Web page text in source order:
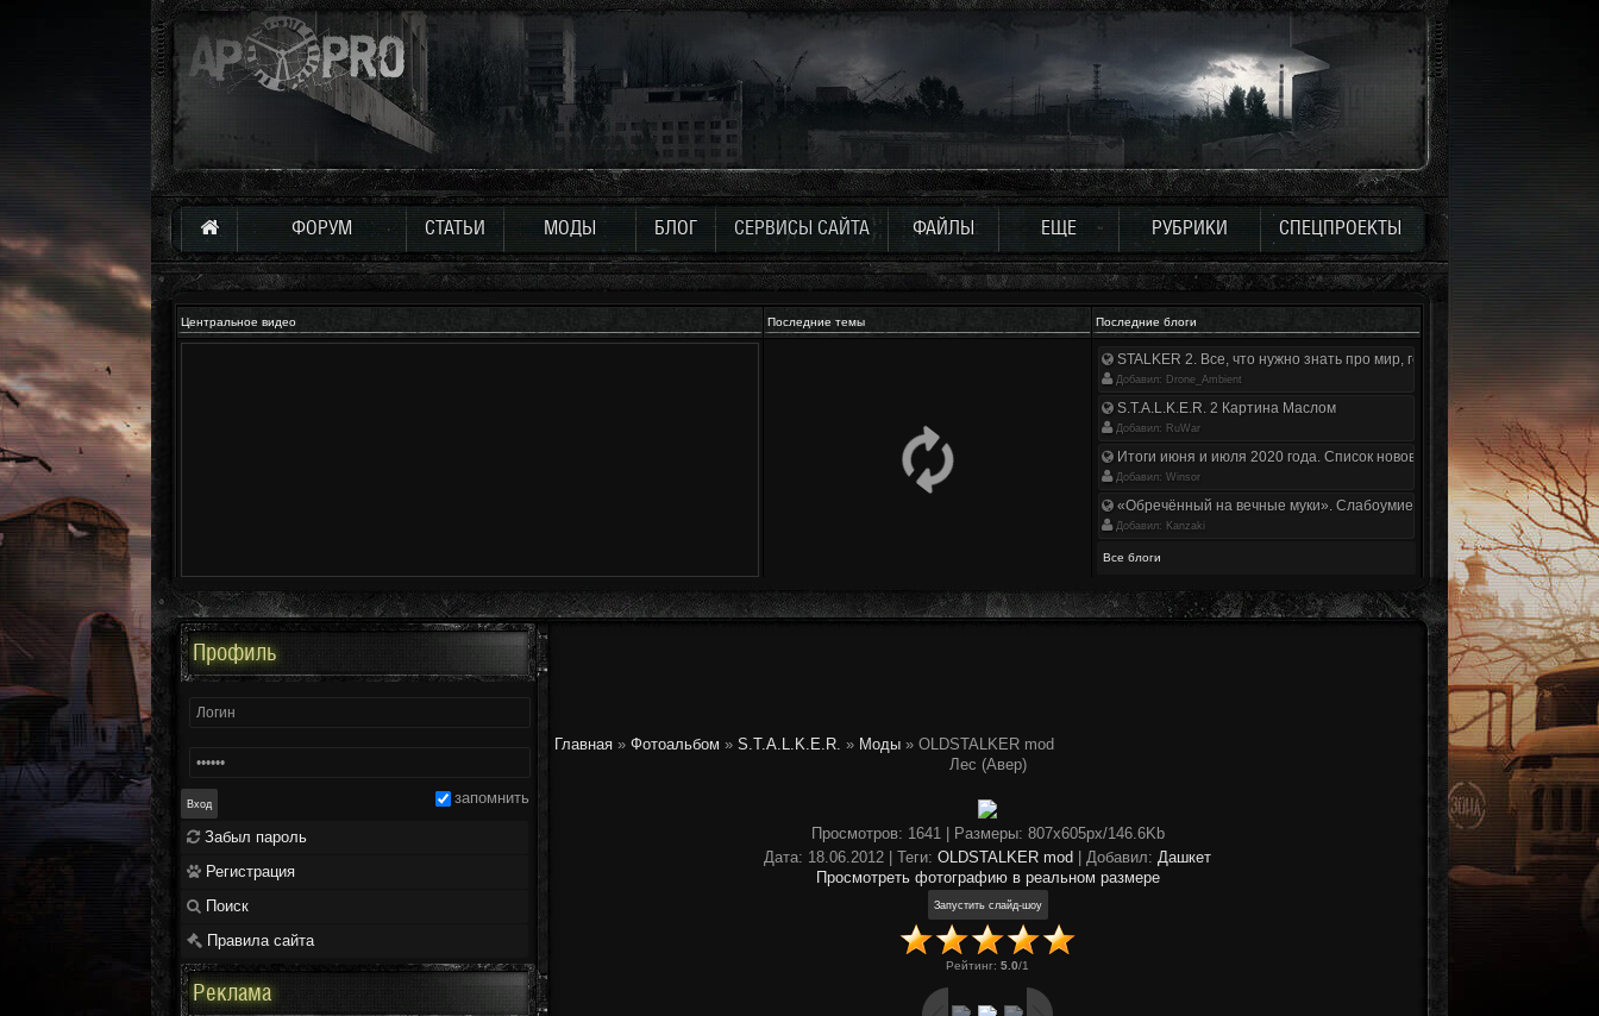
ФОРУМ СТАТЬИ МОДЫ БЛОГ СЕРВИСЫ САЙТА ФАЙЛЫ ЕЩЕ РУБРИКИ СПЕЦПРОЕКТЫ
Центральное видео Последние темы Последние блоги
STALKER 2. Все, что нужно знать про мир, геймплей и сюжет | Разбор
Добавил: Drone_Ambient
S.T.A.L.K.E.R. 2 Картина Маслом
Добавил: RuWar
Итоги июня и июля 2020 года. Список нововведений
Добавил: Winsor
«Обречённый на вечные муки». Слабоумие и отвага
Добавил: Kanzaki
Все блоги
Главная » Фотоальбом » S.T.A.L.K.E.R. » Моды » OLDSTALKER mod
Лес (Авер)
Просмотров: 1641 | Размеры: 807x605px/146.6Kb
Дата: 18.06.2012 | Теги: OLDSTALKER mod Добавил: Дашкет
Просмотреть фотографию в реальном размере
Рейтинг: 5.0/1
Профиль
запомнить
Забыл пароль
Регистрация
Поиск
Правила сайта
Реклама